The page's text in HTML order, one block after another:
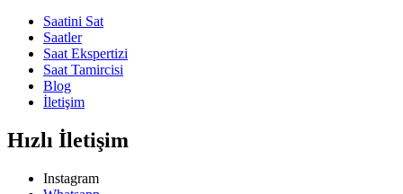
Saatini Sat
Saatler
Saat Ekspertizi
Saat Tamircisi
Blog
İletişim
Hızlı İletişim
Instagram